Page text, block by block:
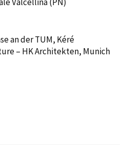
an der TUM, Kéré
– HK Architekten, Munich